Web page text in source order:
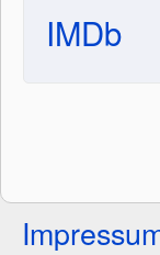
IMDb